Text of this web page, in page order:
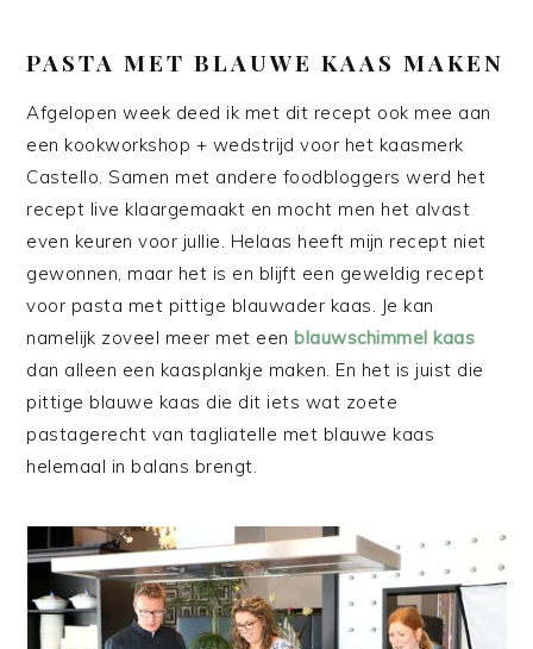
PASTA MET BLAUWE KAAS MAKEN
Afgelopen week deed ik met dit recept ook mee aan
een kookworkshop + wedstrijd voor het kaasmerk
Castello. Samen met andere foodbloggers werd het
recept live klaargemaakt en mocht men het alvast
even keuren voor jullie. Helaas heeft mijn recept niet
gewonnen, maar het is en blijft een geweldig recept
voor pasta met pittige blauwader kaas. Je kan
namelijk zoveel meer met een blauwschimmel kaas
dan alleen een kaasplankje maken. En het is juist die
pittige blauwe kaas die dit iets wat zoete
pastagerecht van tagliatelle met blauwe kaas
helemaal in balans brengt.